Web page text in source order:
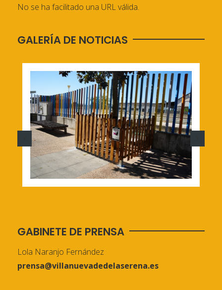
No se ha facilitado una URL válida.
GALERÍA DE NOTICIAS
GABINETE DE PRENSA
Lola Naranjo Fernández
prensa@villanuevadedelaserena.es